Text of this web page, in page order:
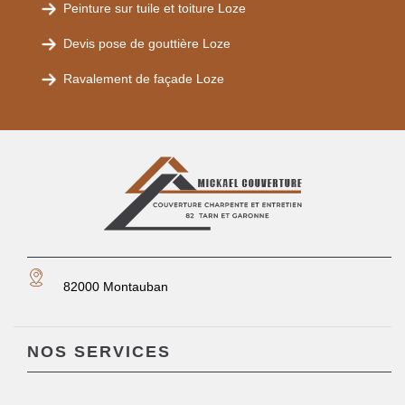
Peinture sur tuile et toiture Loze
Devis pose de gouttière Loze
Ravalement de façade Loze
82000 Montauban
NOS SERVICES